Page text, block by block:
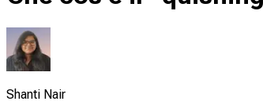
Shanti Nair